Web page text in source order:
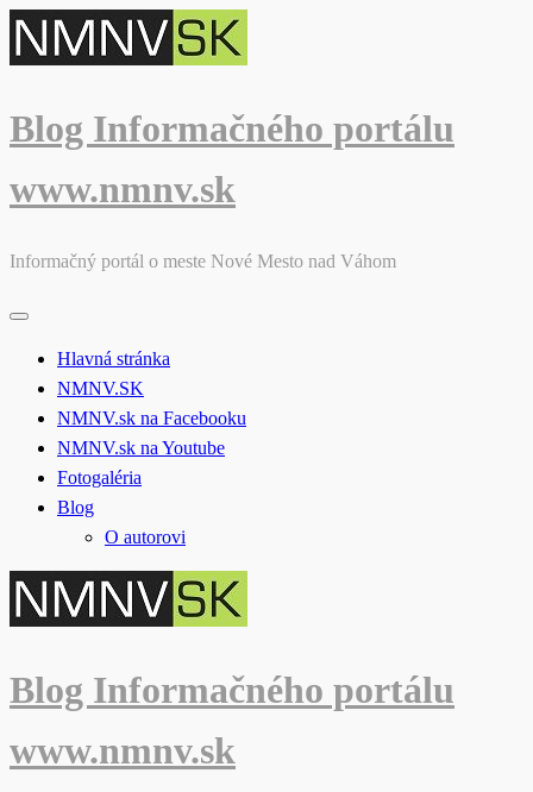
Skip
to
Blog Informačného portálu
www.nmnv.sk
Informačný portál o meste Nové Mesto nad Váhom
Hlavná stránka
NMNV.SK
NMNV.sk na Facebooku
NMNV.sk na Youtube
Fotogaléria
Blog
O autorovi
Blog Informačného portálu
www.nmnv.sk